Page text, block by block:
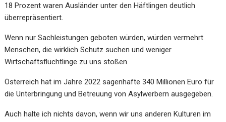
18 Prozent waren Ausländer unter den Häftlingen deutlich
überrepräsentiert.
Wenn nur Sachleistungen geboten würden, würden vermehrt
Menschen, die wirklich Schutz suchen und weniger
Wirtschaftsflüchtlinge zu uns stoßen.
Österreich hat im Jahre 2022 sagenhafte 340 Millionen Euro für
die Unterbringung und Betreuung von Asylwerbern ausgegeben.
Auch halte ich nichts davon, wenn wir uns anderen Kulturen im